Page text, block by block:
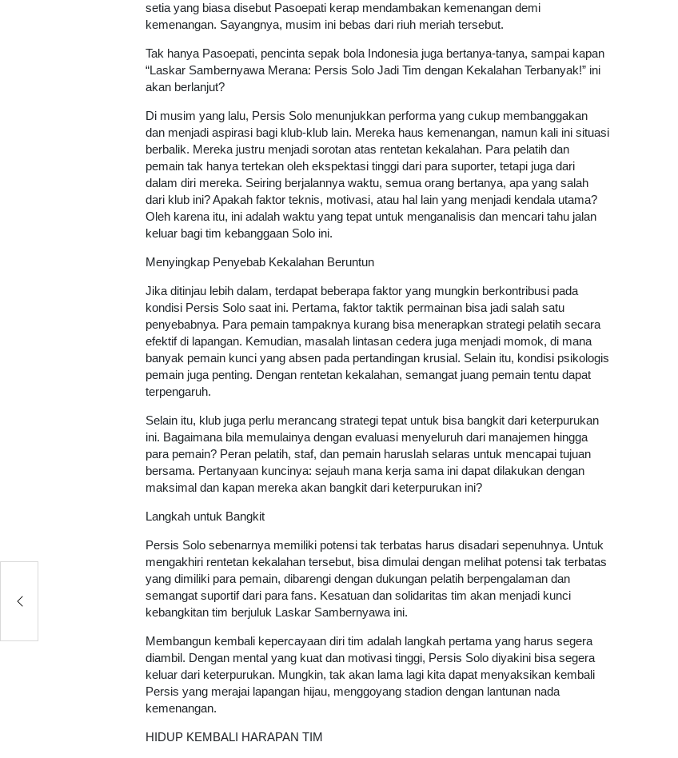
setia yang biasa disebut Pasoepati kerap mendambakan kemenangan demi
kemenangan. Sayangnya, musim ini bebas dari riuh meriah tersebut.
Tak hanya Pasoepati, pencinta sepak bola Indonesia juga bertanya-tanya, sampai kapan
“Laskar Sambernyawa Merana: Persis Solo Jadi Tim dengan Kekalahan Terbanyak!” ini
akan berlanjut?
Di musim yang lalu, Persis Solo menunjukkan performa yang cukup membanggakan
dan menjadi aspirasi bagi klub-klub lain. Mereka haus kemenangan, namun kali ini situasi
berbalik. Mereka justru menjadi sorotan atas rentetan kekalahan. Para pelatih dan
pemain tak hanya tertekan oleh ekspektasi tinggi dari para suporter, tetapi juga dari
dalam diri mereka. Seiring berjalannya waktu, semua orang bertanya, apa yang salah
dari klub ini? Apakah faktor teknis, motivasi, atau hal lain yang menjadi kendala utama?
Oleh karena itu, ini adalah waktu yang tepat untuk menganalisis dan mencari tahu jalan
keluar bagi tim kebanggaan Solo ini.
Menyingkap Penyebab Kekalahan Beruntun
Jika ditinjau lebih dalam, terdapat beberapa faktor yang mungkin berkontribusi pada
kondisi Persis Solo saat ini. Pertama, faktor taktik permainan bisa jadi salah satu
penyebabnya. Para pemain tampaknya kurang bisa menerapkan strategi pelatih secara
efektif di lapangan. Kemudian, masalah lintasan cedera juga menjadi momok, di mana
banyak pemain kunci yang absen pada pertandingan krusial. Selain itu, kondisi psikologis
pemain juga penting. Dengan rentetan kekalahan, semangat juang pemain tentu dapat
terpengaruh.
Selain itu, klub juga perlu merancang strategi tepat untuk bisa bangkit dari keterpurukan
ini. Bagaimana bila memulainya dengan evaluasi menyeluruh dari manajemen hingga
para pemain? Peran pelatih, staf, dan pemain haruslah selaras untuk mencapai tujuan
bersama. Pertanyaan kuncinya: sejauh mana kerja sama ini dapat dilakukan dengan
maksimal dan kapan mereka akan bangkit dari keterpurukan ini?
Langkah untuk Bangkit
Persis Solo sebenarnya memiliki potensi tak terbatas harus disadari sepenuhnya. Untuk
mengakhiri rentetan kekalahan tersebut, bisa dimulai dengan melihat potensi tak terbatas
yang dimiliki para pemain, dibarengi dengan dukungan pelatih berpengalaman dan
semangat suportif dari para fans. Kesatuan dan solidaritas tim akan menjadi kunci
kebangkitan tim berjuluk Laskar Sambernyawa ini.
Membangun kembali kepercayaan diri tim adalah langkah pertama yang harus segera
diambil. Dengan mental yang kuat dan motivasi tinggi, Persis Solo diyakini bisa segera
keluar dari keterpurukan. Mungkin, tak akan lama lagi kita dapat menyaksikan kembali
Persis yang merajai lapangan hijau, menggoyang stadion dengan lantunan nada
kemenangan.
HIDUP KEMBALI HARAPAN TIM